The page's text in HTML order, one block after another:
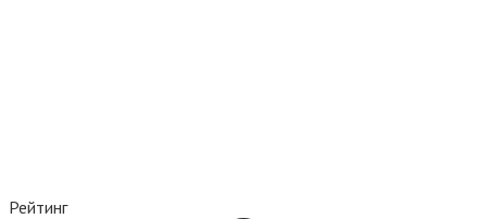
Рейтинг